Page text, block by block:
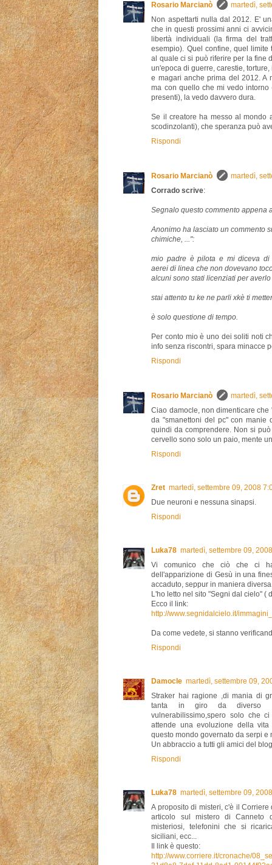
Rosario Marcianò
martedì,
Non aspettarti nulla dal 2012. E'
che in questi prossimi anni ci
libertà individuali (la firma del
esempio). Quel confine, quel
al quale ci si può riferire per la fine
un'epoca di guerre, carestie,
e magari anche prima del 2012. A
ma con quello che mi vedo
presenti), la vedo davvero dura.
Se il creatore ha messo al mondo
scodinzolanti), che speranza può
Rispondi
Rosario Marcianò
martedì,
Corrado scrive:
Segnalo questo commento appena
Anonimo ha lasciato un commento
chimiche, ...":
mio padre è pilota e mi diceva di
aerei di linea che non dovevano
alcuni sono stati licenziati per averlo
stai attento tu ke ne parli xkè ti
è solo questione di tempo.
Per conto mio è uno dei soliti noti
info senza riscontri, spara minacce
Rispondi
Rosario Marcianò
martedì,
Ciao damocle, non dimenticare
da "smanettoni del pc" con manie
quindi da comprendere. Non si
cervello sono solo un paio, mente
Rispondi
Zret martedì, settembre 09, 2008
Due neuroni e nessuna sinapsi.
Rispondi
Luka78 martedì, settembre 09,
Vi comunico che ciò che ci
dell'apparizione di Gesù in una
accaduto, seppur in maniera
L'ho letto nel sito "Segni dal cielo" (
Ecco il link:
http://www.segnidalcielo.it/
Da come vedete, si stanno
Rispondi
Damocle martedì, settembre 09,
Straker hai ragione ,di mania di
tanta in giro da diverso
vulnerabilissimo,spero solo che
attende una evoluzione della
questo mondo governato da serpi e
Un abbraccio a tutti gli amici del
Rispondi
Luka78 martedì, settembre 09,
A proposito di misteri, c'è il
articolo sul mistero di Canneto
misteriosi, telefonini che si
siciliani, ecc...
Il link è questo:
http://www.corriere.it/cronache/